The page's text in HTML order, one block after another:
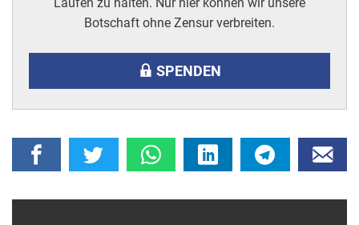
Botschaft ohne Zensur verbreiten.
SPENDEN